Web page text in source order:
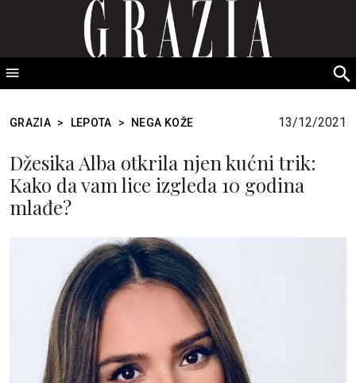
GRAZIA Srbija
GRAZIA > LEPOTA > NEGA KOŽE 13/12/2021
Džesika Alba otkrila njen kućni trik:
Kako da vam lice izgleda 10 godina
mlađe?